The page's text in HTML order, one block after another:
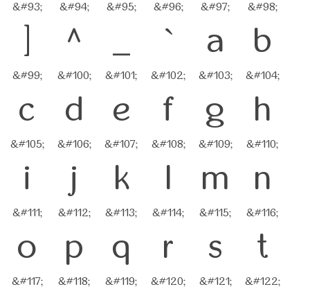
&#93; &#94;
^
&#95; &#96;
`
&#97;
a
&#98;
b
&#99;
c
&#100;
d
&#101;
e
&#102;
f
&#103;
g
&#104;
h
&#105;
i
&#106;
j
&#107;
k
&#108;
l
&#109;
m
&#110;
n
&#111;
o
&#112;
p
&#113;
q
&#114;
r
&#115;
s
&#116;
t
&#117; &#118; &#119; &#120; &#121; &#122;